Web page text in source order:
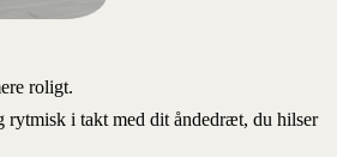
roligt.
i takt med dit åndedræt, du hilser